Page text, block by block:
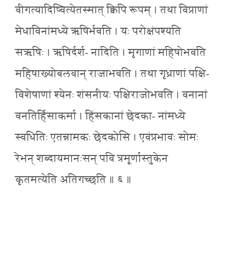
वीगत्यादिष्वित्येतस्मात् क्विपि रूपम् । तथा विप्राणां
मेधाविनांमध्ये ऋषिर्भवति । यः परोक्षंपश्यति
सऋषिः । ऋषिर्दर्श- नादिति । मृगाणां महिषोभवति
महिषाख्योबलवान् राजाभवति । तथा गृध्राणां पक्षि-
विशेषाणां श्येनः शंसनीयः पक्षिराजोभवति । वनानां
वनतिर्हिसाकर्मा । हिंसकानां छेदका- नांमध्ये
स्वधितिः एतन्नामकः छेदकोसि । एवंप्रभावः सोमः
रेभन् शब्दायमानःसन् पवि त्रमूर्णास्तुकेन
कृतमत्येति अतिगच्छति ॥ ६ ॥